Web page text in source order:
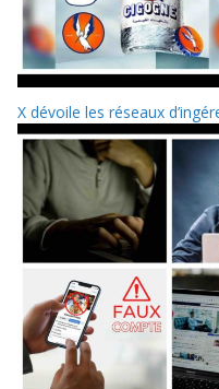
X dévoile les réseaux